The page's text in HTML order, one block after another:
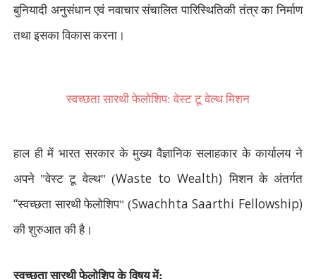
बुनियादी अनुसंधान एवं नवाचार संचालित पारिस्थितिकी तंत्र का निर्माण
तथा इसका विकास करना।
स्वच्छता सारथी फेलोशिप: वेस्ट टू वेल्थ मिशन
हाल ही में भारत सरकार के मुख्य वैज्ञानिक सलाहकार के कार्यालय ने
अपने "वेस्ट टू वेल्थ" (Waste to Wealth)मिशन के अंतर्गत
“स्वच्छता सारथी फेलोशिप" (Swachhta Saarthi Fellowship)
की शुरुआत की है।
स्वच्छता सारथी फेलोशिप के विषय में: